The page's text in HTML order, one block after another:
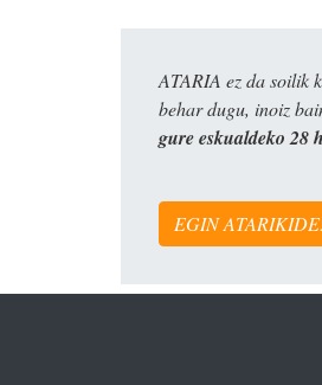
ATARIA ez da soilik
behar dugu, inoiz
gure eskualdeko 28
EGIN